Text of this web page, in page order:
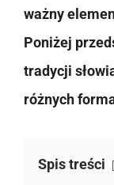
ważny
Poniżej
tradycji
różnych
Spis treści